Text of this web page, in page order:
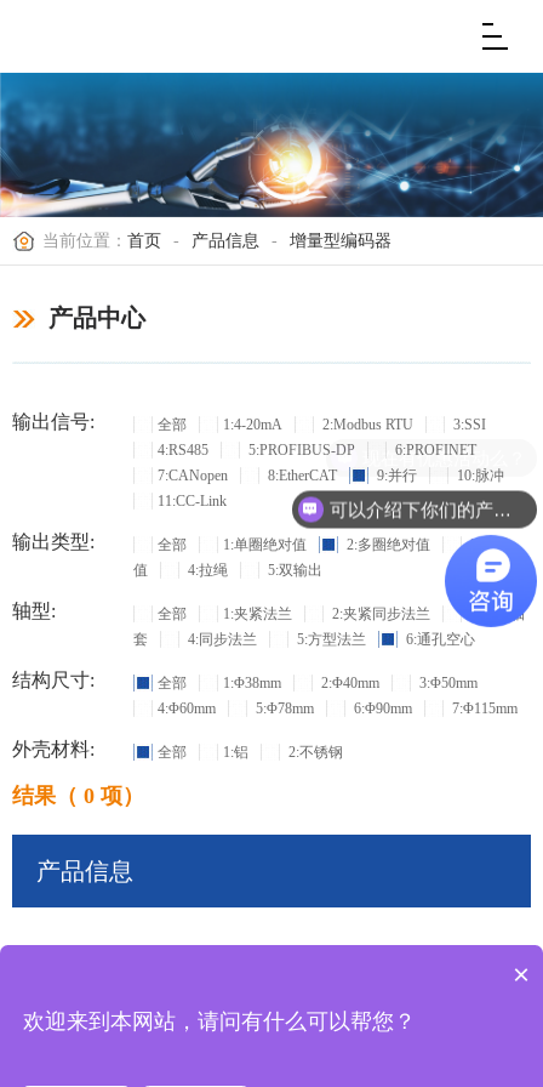
当前位置： 首页 - 产品信息 - 增量型编码器
产品中心
输出信号: 全部 1:4-20mA 2:Modbus RTU
3:SSI
4:RS485
5:PROFIBUS-DP
6:PROFINET
7:CANopen
8:EtherCAT 9:并行
10:脉冲
11:CC-Link
输出类型: 全部 1:单圈绝对值 2:多圈绝对值
3:增量
值
4:拉绳 5:双输出
轴型: 全部 1:夹紧法兰 2:夹紧同步法兰
3:盲孔轴
套
4:同步法兰 5:方型法兰 6:通孔空心
结构尺寸: 全部 1:Φ38mm 2:Φ40mm
3:Φ50mm
4:Φ60mm
5:Φ78mm 6:Φ90mm 7:Φ115mm
外壳材料: 全部 1:铝 2:不锈钢
结果（ 0 项）
产品信息
可以介绍下你们的产品么？
现在有优惠活动么？
×
欢迎来到本网站，请问有什么可以帮您？